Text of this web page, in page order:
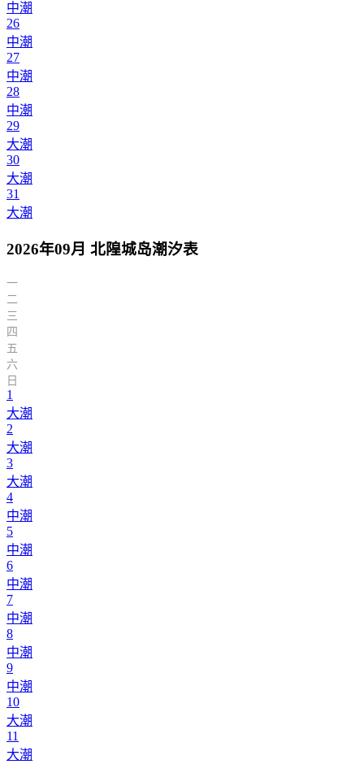
中潮
26
中潮
27
中潮
28
中潮
29
大潮
30
大潮
31
大潮
2026年09月 北隍城岛潮汐表
一
二
三
四
五
六
日
1
大潮
2
大潮
3
大潮
4
中潮
5
中潮
6
中潮
7
中潮
8
中潮
9
中潮
10
大潮
11
大潮